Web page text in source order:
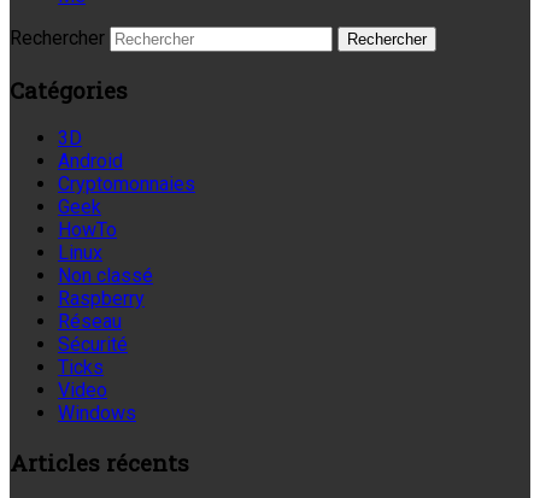
Rechercher
Catégories
3D
Android
Cryptomonnaies
Geek
HowTo
Linux
Non classé
Raspberry
Réseau
Sécurité
Ticks
Video
Windows
Articles récents